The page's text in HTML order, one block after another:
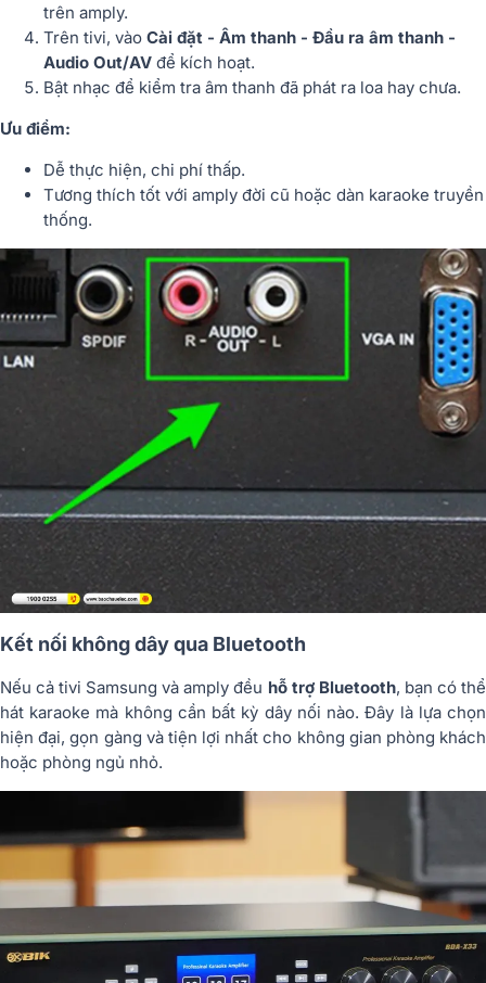
trên amply.
Trên tivi, vào Cài đặt - Âm thanh - Đầu ra âm thanh -
Audio Out/AV để kích hoạt.
Bật nhạc để kiểm tra âm thanh đã phát ra loa hay chưa.
Ưu điểm:
Dễ thực hiện, chi phí thấp.
Tương thích tốt với amply đời cũ hoặc dàn karaoke truyền
thống.
Kết nối không dây qua Bluetooth
Nếu cả tivi Samsung và amply đều hỗ trợ Bluetooth, bạn có thể
hát karaoke mà không cần bất kỳ dây nối nào. Đây là lựa chọn
hiện đại, gọn gàng và tiện lợi nhất cho không gian phòng khách
hoặc phòng ngủ nhỏ.